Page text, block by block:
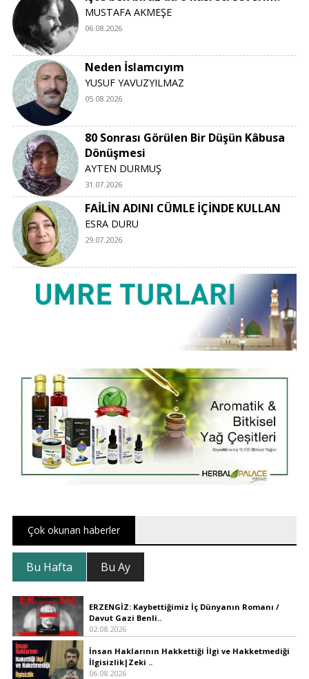
MUSTAFA AKMEŞE
06.08.2026
Neden İslamcıyım
YUSUF YAVUZYILMAZ
05.08.2026
80 Sonrası Görülen Bir Düşün Kâbusa
Dönüşmesi
AYTEN DURMUŞ
31.07.2026
FAİLİN ADINI CÜMLE İÇİNDE KULLAN
ESRA DURU
29.07.2026
Çok okunan haberler
Bu Hafta Bu Ay
ERZENGİZ: Kaybettiğimiz İç Dünyanın Romanı /
Davut Gazi Benli..
02.08.2026
İnsan Haklarının Hakkettiği İlgi ve Hakketmediği
İlgisizlik|Zeki ..
06.08.2026